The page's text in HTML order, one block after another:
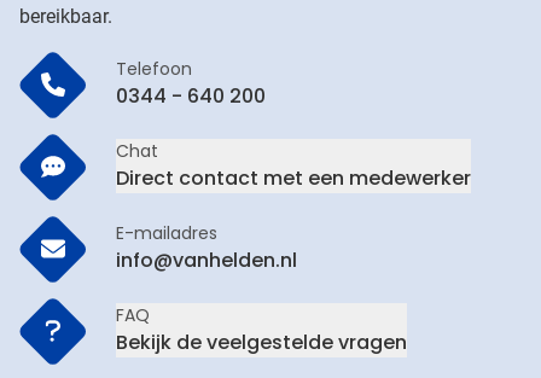
bereikbaar.
Telefoon
0344 - 640 200
Chat
Direct contact met een medewerker
E-mailadres
info@vanhelden.nl
FAQ
Bekijk de veelgestelde vragen